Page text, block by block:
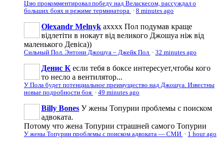
Цзю прокомментировал победу над Веласкесом, рассуждал о
больших боях и режиме терминатора · 8 minutes ago
Olexandr Melnyk ахххх Пол подумав краще
відлетіти в нокаут від великого Джошуа ніж від
маленького Девіса))
Сильный Пол. Энтони Джошуа – Джейк Пол · 32 minutes ago
Денис К если тебя в боксе интересует,чтобы кого
то несло а вентилятор...
У Пола будет потенциальное преимущество над Джошуа. Известны
новые подробности боя · 49 minutes ago
Billy Bones У жены Топурии проблемы с поиском
адвоката.
Потому что жена Топурии страшней самого Топурии
У жены Топурии проблемы с поиском адвоката — СМИ · 1 hour ago